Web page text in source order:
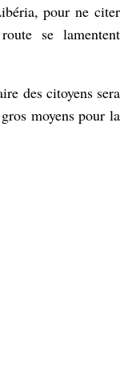
pour ne citer
se lamentent
des citoyens sera
moyens pour la